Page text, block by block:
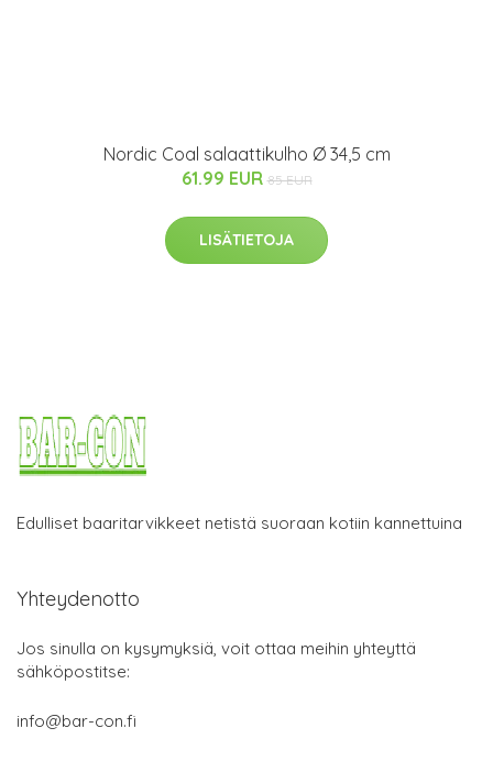
Nordic Coal salaattikulho Ø 34,5 cm
61.99 EUR 85 EUR
LISÄTIETOJA
Edulliset baaritarvikkeet netistä suoraan kotiin kannettuina
Yhteydenotto
Jos sinulla on kysymyksiä, voit ottaa meihin yhteyttä
sähköpostitse:
info@bar-con.fi